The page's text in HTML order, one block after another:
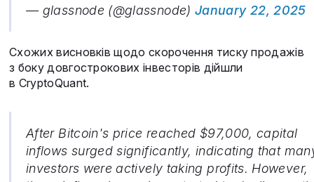
— glassnode (@glassnode) January 22, 2025
Схожих висновків щодо скорочення тиску продажів
з боку довгострокових інвесторів дійшли
в CryptoQuant.
After Bitcoin's price reached $97,000, capital
inflows surged significantly, indicating that
investors were actively taking profits. However,